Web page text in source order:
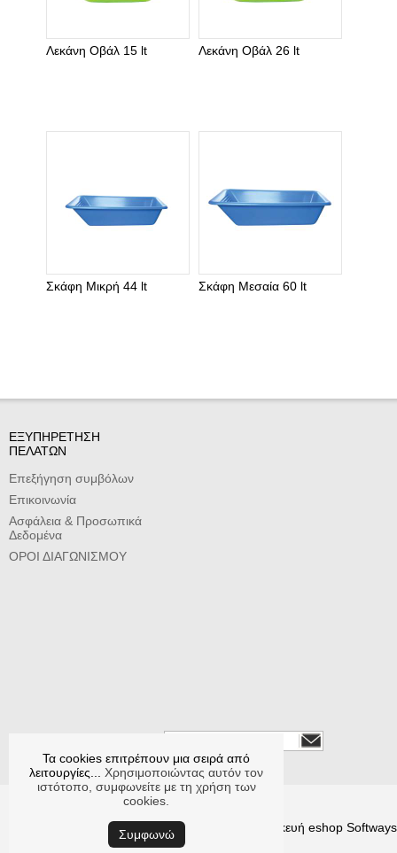
Λεκάνη Οβάλ 15 lt Λεκάνη Οβάλ 26 lt
Σκάφη Μικρή 44 lt Σκάφη Μεσαία 60 lt
ΕΞΥΠΗΡΕΤΗΣΗ
ΠΕΛΑΤΩΝ
Επεξήγηση συμβόλων
Επικοινωνία
Ασφάλεια & Προσωπικά
Δεδομένα
ΟΡΟΙ ΔΙΑΓΩΝΙΣΜΟΥ
Ακολουθήστε μας
© CYCLOPS κατασκευή eshop Softways
Τα cookies επιτρέπουν μια σειρά από
λειτουργίες...
Χρησιμοποιώντας αυτόν τον
ιστότοπο, συμφωνείτε με τη χρήση των
cookies.
Συμφωνώ